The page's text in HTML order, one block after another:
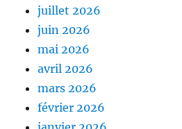
juillet 2026
juin 2026
mai 2026
avril 2026
mars 2026
février 2026